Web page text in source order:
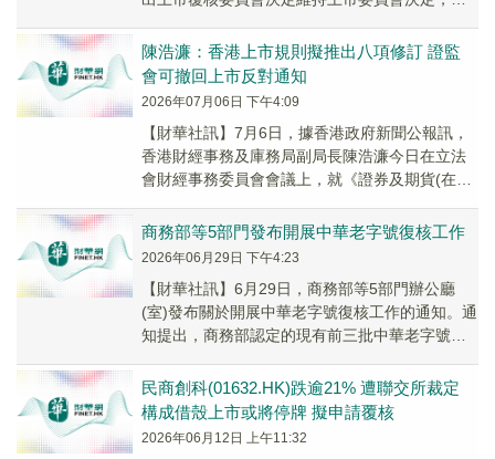
陳浩濂：香港上市規則擬推出八項修訂 證監
會可撤回上市反對通知
2026年07月06日 下午4:09
【財華社訊】7月6日，據香港政府新聞公報訊，
香港財經事務及庫務局副局長陳浩濂今日在立法
會財經事務委員會會議上，就《證券及期貨(在證
年...
商務部等5部門發布開展中華老字號復核工作
2026年06月29日 下午4:23
【財華社訊】6月29日，商務部等5部門辦公廳
(室)發布關於開展中華老字號復核工作的通知。通
知提出，商務部認定的現有前三批中華老字號企
參加...
​民商創科(01632.HK)跌逾21% 遭聯交所裁定
構成借殼上市或將停牌 擬申請覆核
2026年06月12日 上午11:32